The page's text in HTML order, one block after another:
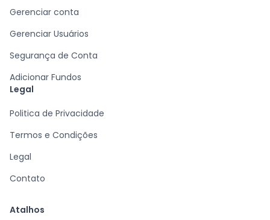
Gerenciar conta
Gerenciar Usuários
Segurança de Conta
Adicionar Fundos
Legal
Politica de Privacidade
Termos e Condições
Legal
Contato
Atalhos